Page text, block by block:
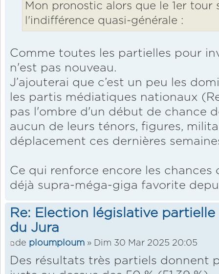
Mon pronostic alors que le 1er tour
l'indifférence quasi-générale :
Comme toutes les partielles pour
n'est pas nouveau.
J’ajouterai que c’est un peu les
les partis médiatiques nationaux
pas l'ombre d'un début de chance
aucun de leurs ténors, figures,
déplacement ces dernières
Ce qui renforce encore les
déjà supra-méga-giga favorite
Re: Election législative
du Jura
de ploumploum » Dim 30 Mar 2025 20:05
Des résultats très partiels donnent